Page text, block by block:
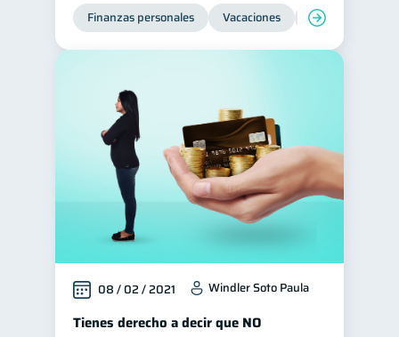
Consejos
Tarjeta de crédito
Ciberseguridad
Servicios
Derechos & Deberes 4
Cuenta Abandonada 2
Inversiones
Cuenta Inactiva
Finanzas Personales 1
Educación Financiera 1
Fraudes 1
Finanzas personales Vacaciones Organización
08 / 02 / 2021 Windler Soto Paula
Tienes derecho a decir que NO